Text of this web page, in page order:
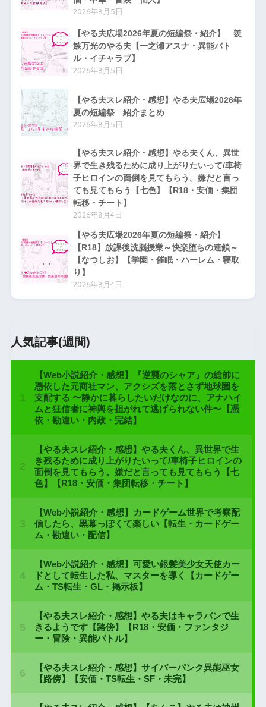
2026年8月5日
【やる夫広場2026年夏の短編祭・紹介】 羨
嫉万光のやる夫【一之瀬アスナ・異能バト
ル・イチャラブ】
2026年8月5日
【やる夫スレ紹介・感想】やる夫広場2026年
夏の短編祭 紹介まとめ
2026年8月5日
【やる夫スレ紹介・感想】やる夫くん、異世
界で生き残るために成り上がりたいって/車椅
子ヒロインの面倒を見てもらう。嫌だと言っ
ても見てもらう【七色】【R18・安価・集団
転移・チート】
2026年8月4日
【やる夫広場2026年夏の短編祭・紹介】
【R18】放課後洗脳授業～快楽堕ちの連鎖～
【なつしお】【学園・催眠・ハーレム・寝取
り】
2026年8月4日
人気記事(週間)